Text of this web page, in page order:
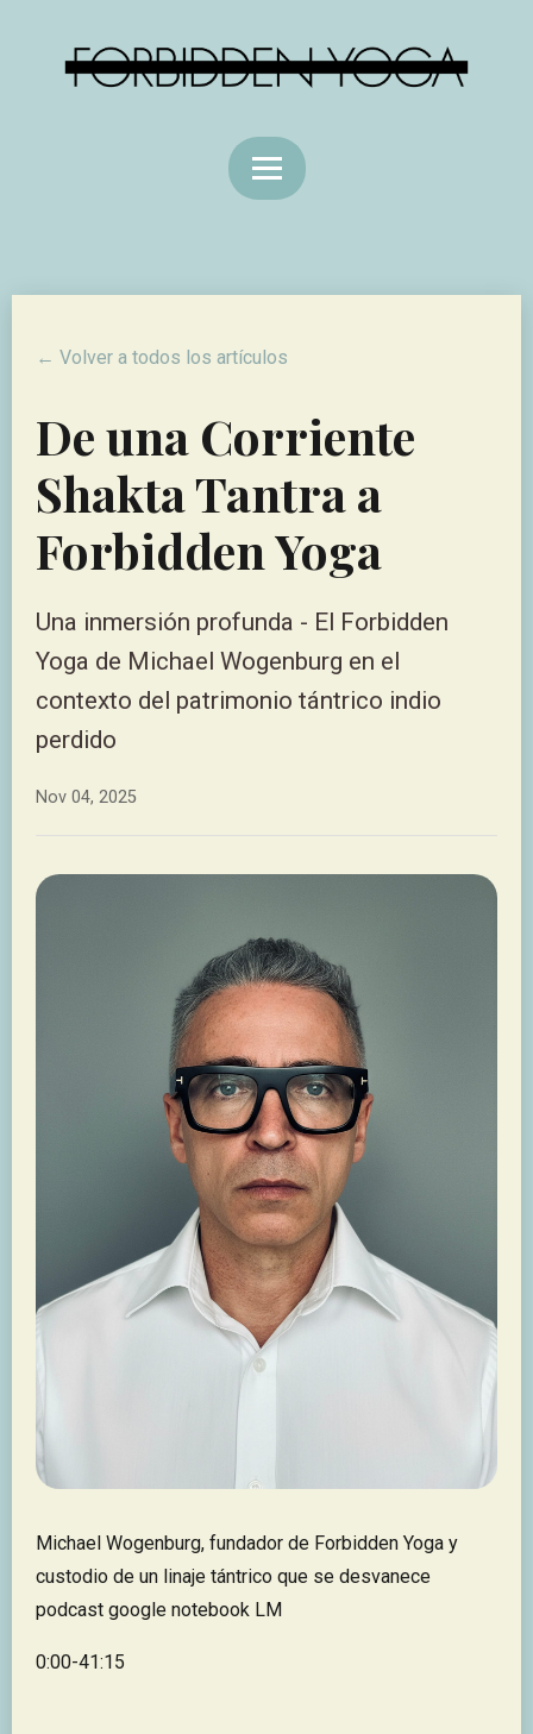
← Volver a todos los artículos
De una Corriente
Shakta Tantra a
Forbidden Yoga
Una inmersión profunda - El Forbidden
Yoga de Michael Wogenburg en el
contexto del patrimonio tántrico indio
perdido
Nov 04, 2025
Michael Wogenburg, fundador de Forbidden Yoga y
custodio de un linaje tántrico que se desvanece
podcast google notebook LM
0:00-41:15